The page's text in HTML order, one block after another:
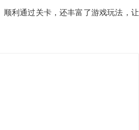
利通过关卡，还丰富了游戏玩法，让